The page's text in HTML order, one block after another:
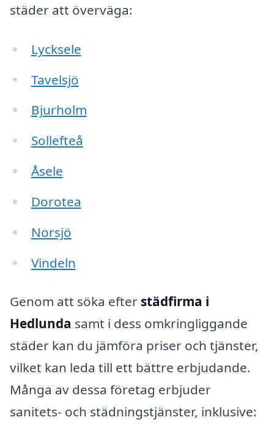
städer att överväga:
Lycksele
Tavelsjö
Bjurholm
Sollefteå
Åsele
Dorotea
Norsjö
Vindeln
Genom att söka efter städfirma i
Hedlunda samt i dess omkringliggande
städer kan du jämföra priser och tjänster,
vilket kan leda till ett bättre erbjudande.
Många av dessa företag erbjuder
sanitets- och städningstjänster, inklusive: